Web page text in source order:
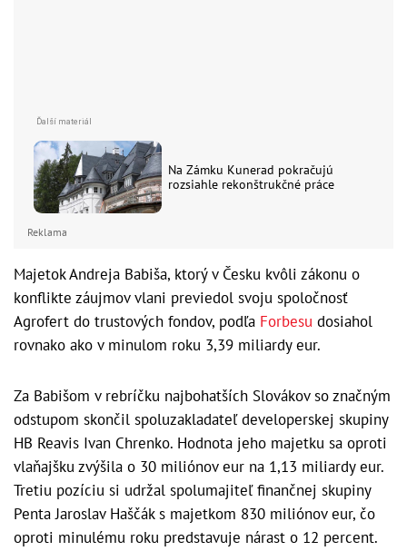
Na Zámku Kunerad pokračujú
rozsiahle rekonštrukčné práce
Reklama
Majetok Andreja Babiša, ktorý v Česku kvôli zákonu o
konflikte záujmov vlani previedol svoju spoločnosť
Agrofert do trustových fondov, podľa Forbesu dosiahol
rovnako ako v minulom roku 3,39 miliardy eur.
Za Babišom v rebríčku najbohatších Slovákov so značným
odstupom skončil spoluzakladateľ developerskej skupiny
HB Reavis Ivan Chrenko. Hodnota jeho majetku sa oproti
vlaňajšku zvýšila o 30 miliónov eur na 1,13 miliardy eur.
Tretiu pozíciu si udržal spolumajiteľ finančnej skupiny
Penta Jaroslav Haščák s majetkom 830 miliónov eur, čo
oproti minulému roku predstavuje nárast o 12 percent.